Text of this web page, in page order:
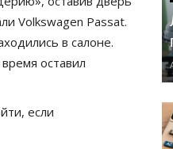
Volkswagen Passat.
в салоне.
оставил
если